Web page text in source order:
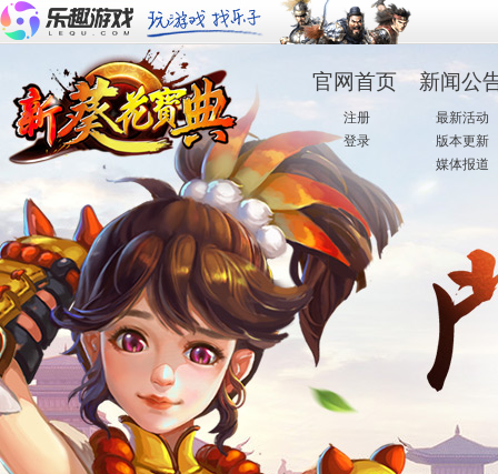
官网首页 新闻公
注册
·登录
最新活动
版本更新
媒体报道